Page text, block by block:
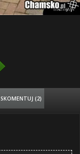
SKOMENTUJ (2)